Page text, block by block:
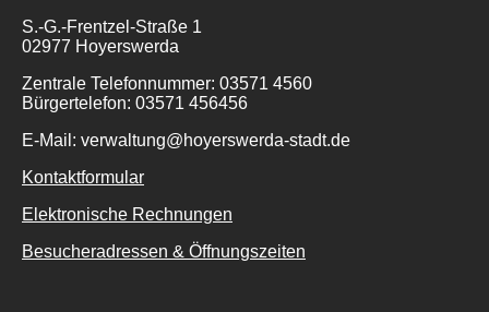
S.-G.-Frentzel-Straße 1
02977 Hoyerswerda
Zentrale Telefonnummer: 03571 4560
Bürgertelefon: 03571 456456
E-Mail: verwaltung@hoyerswerda-stadt.de
Kontaktformular
Elektronische Rechnungen
Besucheradressen & Öffnungszeiten